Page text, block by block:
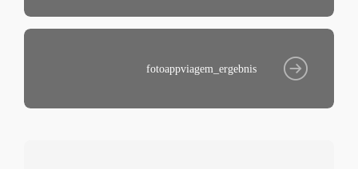
fotoappviagem_ergebnis